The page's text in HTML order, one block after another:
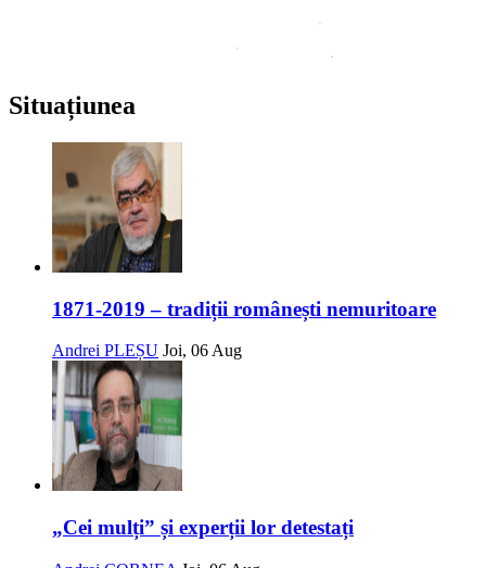
Situațiunea
1871-2019 – tradiții românești nemuritoare
Andrei PLEȘU Joi, 06 Aug
„Cei mulți” și experții lor detestați